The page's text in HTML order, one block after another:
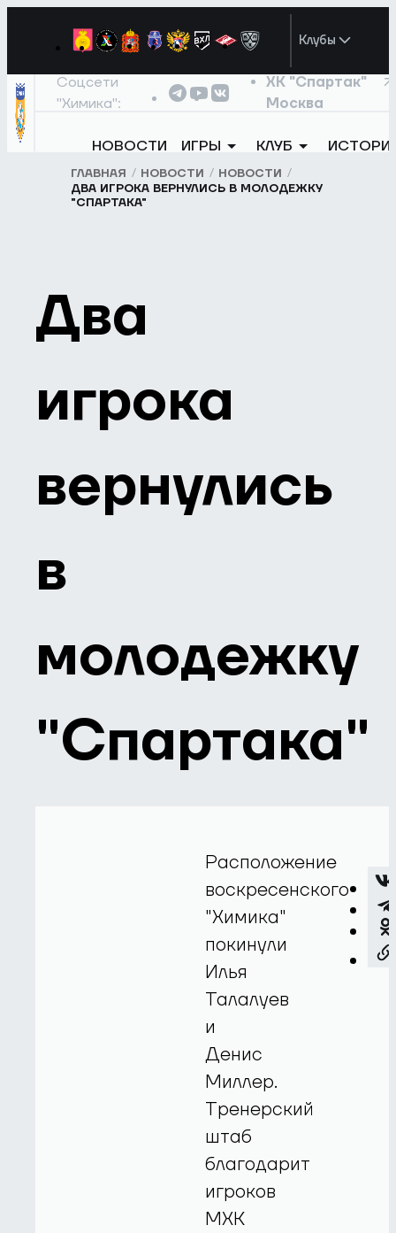
Клубы
Соцсети
"Химика":
ХК "Спартак"
Москва
НОВОСТИ ИГРЫ КЛУБ
ГЛАВНАЯ НОВОСТИ
НОВОСТИ
ДВА ИГРОКА ВЕРНУЛИСЬ В МОЛОДЕЖКУ
"СПАРТАКА"
Два
игрока
вернулись
в
молодежку
"Спартака"
Расположение
воскресенского
"Химика"
покинули
Илья
Талалуев
и
Денис
Миллер.
Тренерский
штаб
благодарит
игроков
МХК